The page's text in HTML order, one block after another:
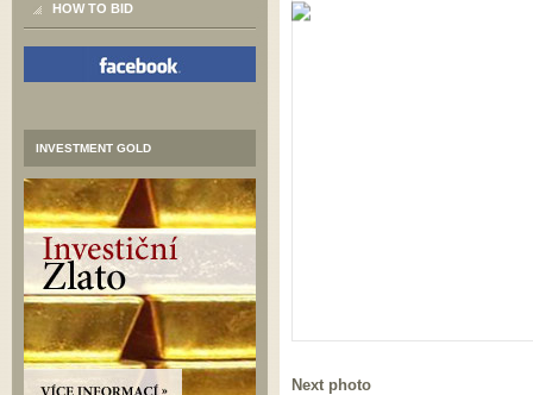
HOW TO BID
INVESTMENT GOLD
Next photo